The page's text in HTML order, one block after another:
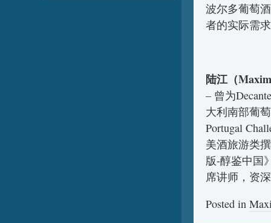
波尔多葡萄
者的实际需
陆江（
– 曾为
大利南部葡
Portugal
美酒旅游类
版-醇鉴中国
席讲师，资
Posted in